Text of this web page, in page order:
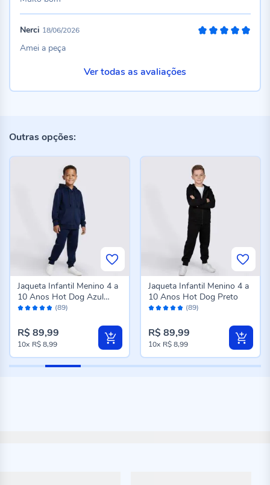
Nerci 18/06/2026
Amei a peça
Ver todas as avaliações
Outras opções:
Avaliação: (89)
Jaqueta Infantil Menino 4 a
10 Anos Hot Dog Azul
Marinho
R$ 89,99
10x R$ 8,99
Avaliação: (89)
Jaqueta Infantil Menino 4 a
10 Anos Hot Dog Preto
R$ 89,99
10x R$ 8,99